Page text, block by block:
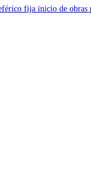
fija inicio de obras